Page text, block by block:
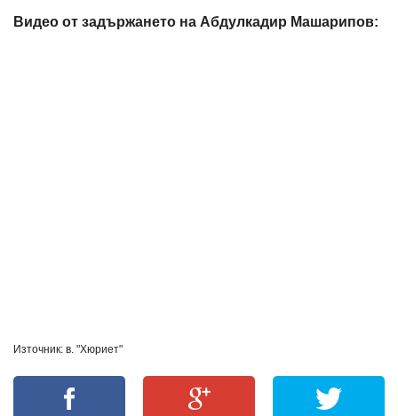
Видео от задържането на Абдулкадир Машарипов:
Източник: в. "Хюриет"